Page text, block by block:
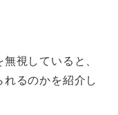
視していると、
るのかを紹介し